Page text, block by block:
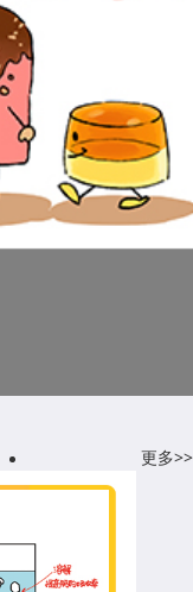
更多>>